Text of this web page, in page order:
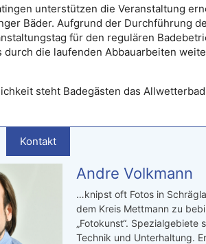
unterstützen die Veranstaltung
Bäder. Aufgrund der Durchführung
für den regulären
durch die laufenden Abbauarbeiten
steht Badegästen das
Kontakt
Andre Volkmann
…knipst oft Fotos in
dem Kreis Mettmann zu
„Fotokunst“. Spezialgebiete
Technik und Unterhaltung.